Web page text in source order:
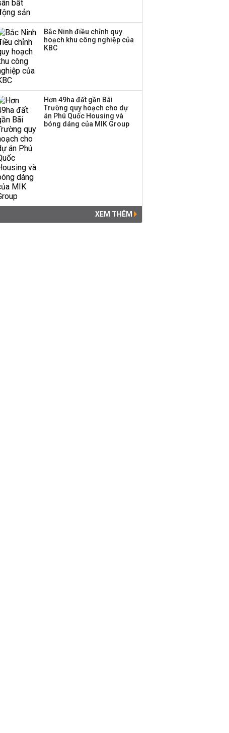
Bắc Ninh điều chỉnh quy
hoạch khu công nghiệp của
KBC
Hơn 49ha đất gần Bãi
Trường quy hoạch cho dự
án Phú Quốc Housing và
bóng dáng của MIK Group
XEM THÊM